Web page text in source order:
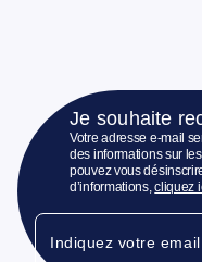
Je souhaite
Votre adresse e-mail
des informations sur
pouvez vous
d’informations,cliquez
Indiquez votre email